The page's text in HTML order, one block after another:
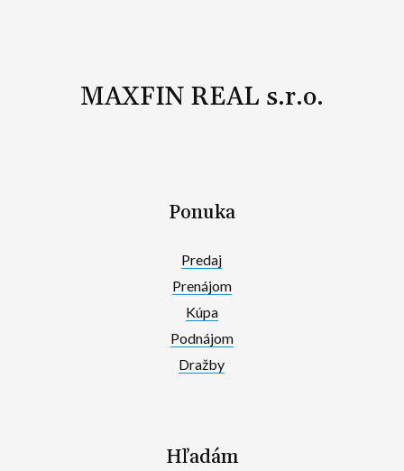
MAXFIN REAL s.r.o.
Ponuka
Predaj
Prenájom
Kúpa
Podnájom
Dražby
Hľadám